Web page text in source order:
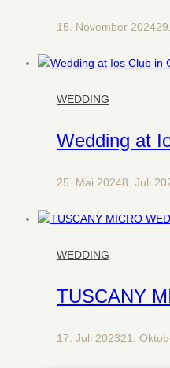
15. November 2024
WEDDING
Wedding at
25. Mai 20248. Juli
WEDDING
TUSCANY
17. Juli 202321.